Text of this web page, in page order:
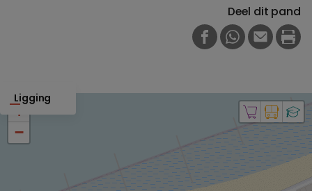
Deel dit pand
FACEBOOK
WHATSAPP
E-MAIL
Ligging
+
−